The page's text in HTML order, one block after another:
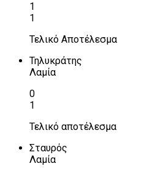
1
1
Τελικό Αποτέλεσμα
Τηλυκράτης
Λαμία
0
1
Τελικό αποτέλεσμα
Σταυρός
Λαμία